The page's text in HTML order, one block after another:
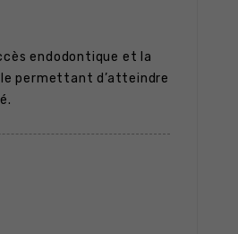
endodontique et la
permettant d’atteindre